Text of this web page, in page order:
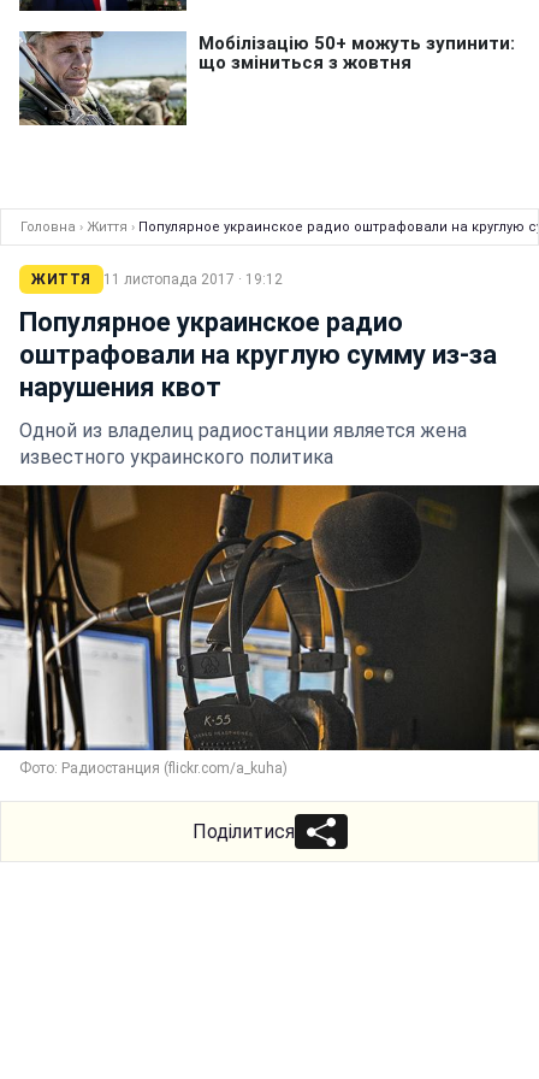
Головна › Життя › Популярное украинское радио оштрафовали на круглую
ЖИТТЯ 11 листопада 2017 · 19:12
Популярное украинское радио
оштрафовали на круглую сумму из-за
нарушения квот
Одной из владелиц радиостанции является жена
известного украинского политика
Фото: Радиостанция (flickr.com/a_kuha)
Поділитися